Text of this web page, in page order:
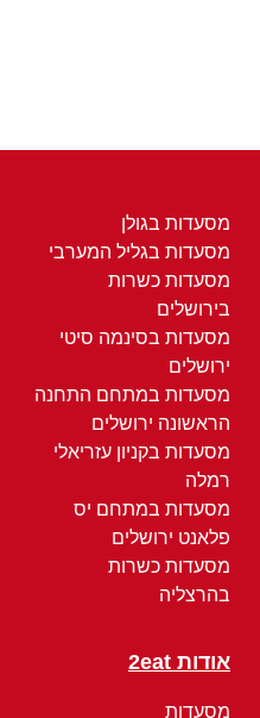
מסעדות בגולן
מסעדות בגליל המערבי
מסעדות כשרות
בירושלים
מסעדות בסינמה סיטי
ירושלים
מסעדות במתחם התחנה
הראשונה ירושלים
מסעדות בקניון עזריאלי
רמלה
מסעדות במתחם יס
פלאנט ירושלים
מסעדות כשרות
בהרצליה
אודות 2eat
מסעדות